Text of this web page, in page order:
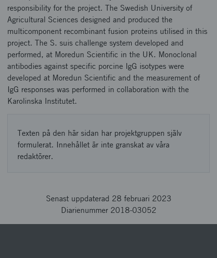
responsibility for the project. The Swedish University of
Agricultural Sciences designed and produced the
multicomponent recombinant fusion proteins utilised in this
project. The S. suis challenge system developed and
performed, at Moredun Scientific in the UK. Monoclonal
antibodies against specific porcine IgG isotypes were
developed at Moredun Scientific and the measurement of
IgG responses was performed in collaboration with the
Karolinska Institutet.
Texten på den här sidan har projektgruppen själv
formulerat. Innehållet är inte granskat av våra
redaktörer.
Senast uppdaterad 28 februari 2023
Diarienummer 2018-03052